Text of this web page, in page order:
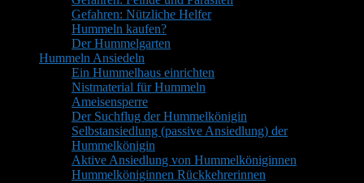
Gefahren: Nützliche Helfer
Hummeln kaufen?
Der Hummelgarten
Hummeln Ansiedeln
Ein Hummelhaus einrichten
Nistmaterial für Hummeln
Ameisensperre
Der Suchflug der Hummelkönigin
Selbstansiedlung (passive Ansiedlung) der
Hummelkönigin
Aktive Ansiedlung von Hummelköniginnen
Hummelköniginnen Rückkehrerinnen